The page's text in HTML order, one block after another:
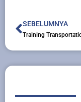
Prev
SEBELUMNYA